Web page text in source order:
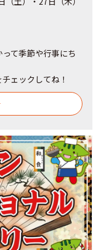
て季節や行事にち
ェックしてね！